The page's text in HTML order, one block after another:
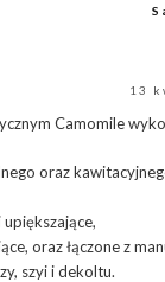
13
Camomile
oraz
oraz łączone z
szyi i dekoltu.